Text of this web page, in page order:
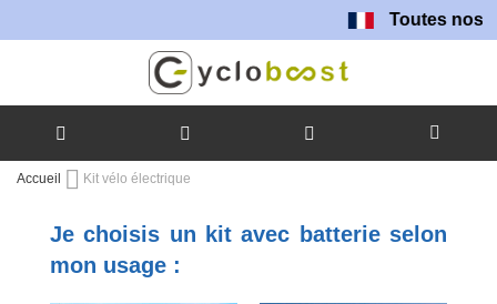
Toutes nos batteries
Allez
Accueil Kit vélo électrique
Je choisis un kit avec batterie selon
mon usage :